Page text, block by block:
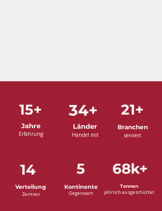
15+
Jahre
Erfahrung
34+
Länder
Handel mit
21+
Branchen
serviert
14
Verteilung
Zentren
5
Kontinente
Gegenwart
68k+
Tonnen
jährlich ausgeschüttet